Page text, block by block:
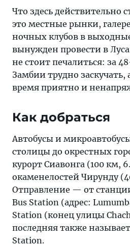
Что здесь действительно
это местные рынки,
ночных клубов в
вынужден провести в
не стоит печалиться: за
Замбии трудно заскучать,
время приятно и
Как добраться
Автобусы и
столицы до окрестных
курорт Сиавонга (100 км,
окаменелостей Чирунду
Отправление — от
Bus Station (адрес:
Station (конец улицы
последняя также
Station.